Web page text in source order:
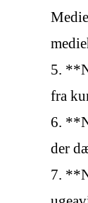
5.
fra
6.
der
7.